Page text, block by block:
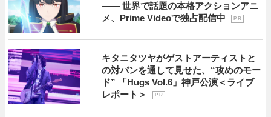
―― 世界で話題の本格アクションアニ
メ、Prime Videoで独占配信中
P R
キタニタツヤがゲストアーティストと
の対バンを通して見せた、“攻めのモー
ド” 「Hugs Vol.6」神戸公演＜ライブ
レポート＞
P R